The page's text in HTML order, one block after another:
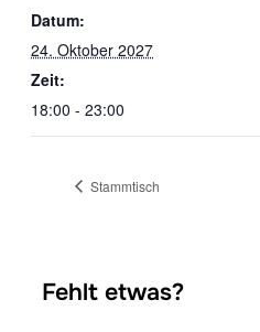
Datum:
24. Oktober 2027
Zeit:
18:00 - 23:00
Stammtisch
Fehlt etwas?